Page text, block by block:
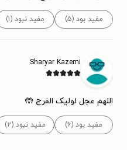
مفید بود (۵) مفید نبود (۱)
Sharyar Kazemi
اللهم عجل لولیک الفرج 🤲
مفید بود (۶) مفید نبود (۲)